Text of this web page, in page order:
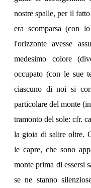
nostre spalle, per il
era scomparsa (con
l'orizzonte avesse
medesimo colore
occupato (con le sue
ciascuno di noi si
particolare del monte
tramonto del sole: cfr.
la gioia di salire oltre.
le capre, che sono
monte prima di essersi
se ne stanno